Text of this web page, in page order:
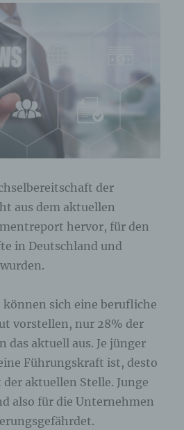
der
aus dem aktuellen
hervor, für den
in Deutschland und
können sich eine berufliche
vorstellen, nur 28% der
das aktuell aus. Je jünger
Führungskraft ist, desto
aktuellen Stelle. Junge
also für die Unternehmen